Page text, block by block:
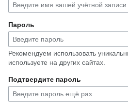
навигации
поиску
Пароль
Рекомендуем использовать
используете на других сайтах.
Подтвердите пароль